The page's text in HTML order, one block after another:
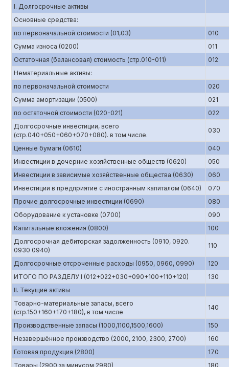
I. Долгосрочные активы
Основные средства:
по первоначальной стоимости (01,03)
010
Сумма износа (0200)
011
Остаточная (балансовая) стоимость (стр.010-011)
012
Нематериальные активы:
по первоначальной стоимости
020
Сумма амортизации (0500)
021
по остаточной стоимости (020-021)
022
Долгосрочные инвестиции, всего
(стр.040+050+060+070+080). в том числе.
030
Ценные бумаги (0610)
040
Инвестиции в дочерние хозяйственные обществ (0620)
050
Инвестиции в зависимые хозяйственные общества (0630)
060
Инвестиции в предприятие с иностранным капиталом (0640)
070
Прочие долгосрочные инвестиции (0690)
080
Оборудование к установке (0700)
090
Капитальные вложения (0800)
100
Долгосрочная дебиторская задолженность (0910, 0920.
0930 0940)
110
Долгосрочные отсроченные расходы (0950, 0960, 0990)
120
ИТОГО ПО РАЗДЕЛУ I (012+022+030+090+100+110+120)
130
II. Текущие активы
Товарно-материальные запасы, всего
(стр.150+160+170+180), в том числе
140
Производственные запасы (1000,1100,1500,1600)
150
Незавершённое производство (2000, 2100, 2300, 2700)
160
Готовая продукция (2800)
170
Товары (2900 за минусом 2980)
180